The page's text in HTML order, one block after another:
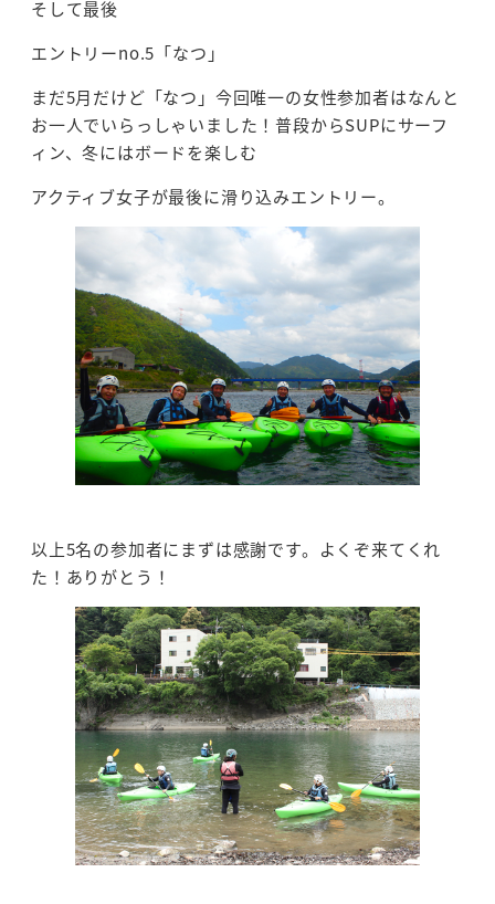
そして最後
エントリーno.5「なつ」
まだ5月だけど「なつ」今回唯一の女性参加者はなんと
お一人でいらっしゃいました！普段からSUPにサーフ
ィン、冬にはボードを楽しむ
アクティブ女子が最後に滑り込みエントリー。
以上5名の参加者にまずは感謝です。よくぞ来てくれ
た！ありがとう！